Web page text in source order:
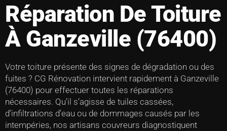
Réparation De Toiture
À Ganzeville (76400)
Votre toiture présente des signes de dégradation ou des
fuites ? CG Rénovation intervient rapidement à Ganzeville
(76400) pour effectuer toutes les réparations
nécessaires. Qu’il s’agisse de tuiles cassées,
d’infiltrations d’eau ou de dommages causés par les
intempéries, nos artisans couvreurs diagnostiquent